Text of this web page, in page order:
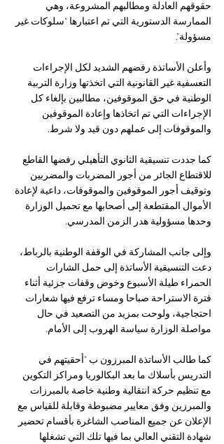
حقوقهم العادلة ومطالبهم المشروعة، وهي
الممارسة الدستورية التي تم اعتبارها "سلوكات غير
مسؤولة".
وأعلن الأساتذة رفضهم الشديد لكل الإجراءات
التعسفية غير القانونية التي اتخذتها وزارة التربية
الوطنية في حق الموقوفين، مطالبين بإلغاء كل
الإجراءات التي تم اتخاذها وإعادة الموقوفين
والموقوفات إلى عملهم دون قيد ولا شرط.
كما جددت تنسيقية الثانوي التأهيلي رفضها القاطع
للاقتطاع الجائر من أجور المضربات والمضربين
وتوقيف أجور الموقوفين والموقوفات، داعية لإعادة
الأموال المقتطعة إلى أصحابها مع تحميل الوزارة
وحدها مسؤولية هدر الزمن المدرسي.
وإلى جانب المشاركة في الوقفة الوطنية بالرباط،
دعت التنسيقية الأساتذة إلى حمل الشارات
الحمراء طيلة الأسبوع وخوض وقفات جزئية أثناء
فترة الاستراحة صباحا ومساء ترفع فيها شعارات
احتجاجية، ولوحت بمزيد من التصعيد في حال
مواصلة الوزارة سياسة الهروب إلى الأمام.
كما طالب الأساتذة المبرزون ب "أحقيتهم في
التدريس بأسلاك ما بعد البكالوريا ومراكز التكوين
مع تنظيم حركة انتقالية وطنية خاصة بالمبرزات
والمبرزين وفق معايير مضبوطة وقابلة للقياس مع
الإعلان عن جميع المناصب الشاغرة بأقسام تحضير
شهادة التقني العالي بما فيها تلك التي تشغلها